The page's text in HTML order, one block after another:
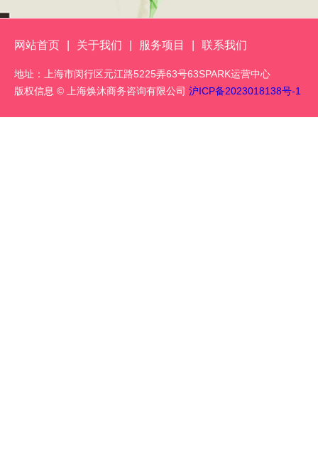
网站首页 关于我们 服务项目 联系我们
地址：上海市闵行区元江路5225弄63号63SPARK运营中心
版权信息 © 上海焕沐商务咨询有限公司 沪ICP备2023018138号-1